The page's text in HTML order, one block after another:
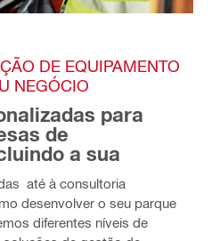
DE EQUIPAMENTO
NEGÓCIO
para
de
a sua
até à consultoria
desenvolver o seu parque
diferentes níveis de